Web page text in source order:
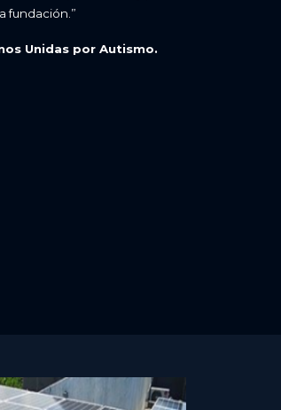
fundación.”
Unidas por Autismo.